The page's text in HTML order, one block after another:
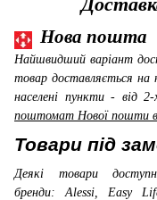
Нова пошта
Найшвидший варіант
товар доставляється на
населені пункти - від 2-
поштомат Нової пошти
Товари під
Деякі товари
бренди: Alessi, Easy